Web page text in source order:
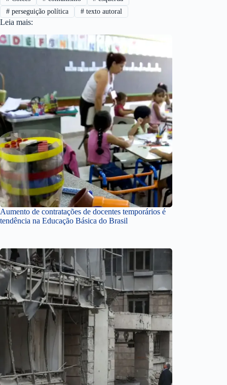
#perseguição política #texto autoral
Leia mais:
Aumento de contratações de docentes temporários é
tendência na Educação Básica do Brasil